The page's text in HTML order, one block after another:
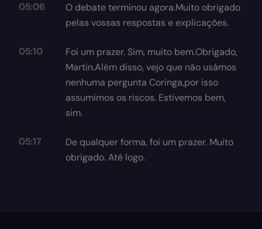
05:06
O debate terminou agora.Muito obrigado
pelas vossas respostas e explicações.
05:10
Foi um prazer. Sim, muito bem.Obrigado,
Martin.Além disso, vejo que não usámos
nenhuma pergunta Coringa,por isso
assumimos os riscos. Estivemos bem,
sim.
05:17
De qualquer forma, foi um prazer. Muito
obrigado. Até logo.